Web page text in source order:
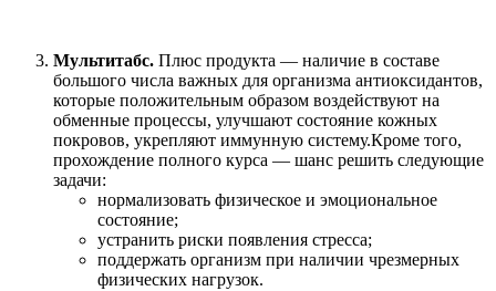
Мультитабс. Плюс продукта — наличие в составе
большого числа важных для организма антиоксидантов,
которые положительным образом воздействуют на
обменные процессы, улучшают состояние кожных
покровов, укрепляют иммунную систему.Кроме того,
прохождение полного курса — шанс решить следующие
задачи:
нормализовать физическое и эмоциональное
состояние;
устранить риски появления стресса;
поддержать организм при наличии чрезмерных
физических нагрузок.